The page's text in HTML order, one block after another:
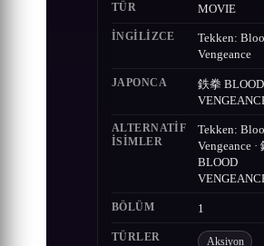
TÜR MOVIE
İNGILIZCE
Tekken:
Vengeance
JAPONCA
鉄拳 BLOOD
ALTERNATIF
ISIMLER
Tekken:
Vengeance ·
BLOOD
BÖLÜM 1
TÜRLER Aksiyon